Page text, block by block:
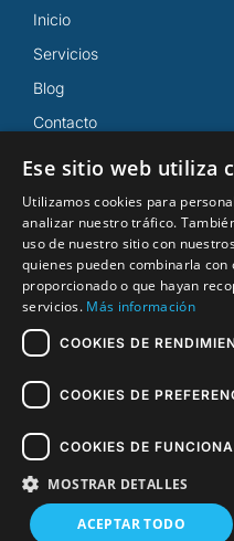
Inicio
Servicios
Blog
Contacto
91
Copyright © 2026.
Diseñado porCatapulta
Cookies|
Ese sitio web utiliza
Utilizamos cookies para
analizar nuestro tráfico.
uso de nuestro sitio con
quienes pueden combinarla
proporcionado o que hayan
servicios. Más información
COOKIES DE
COOKIES DE
COOKIES DE
MOSTRAR DETALLES
ACEPTAR TODO